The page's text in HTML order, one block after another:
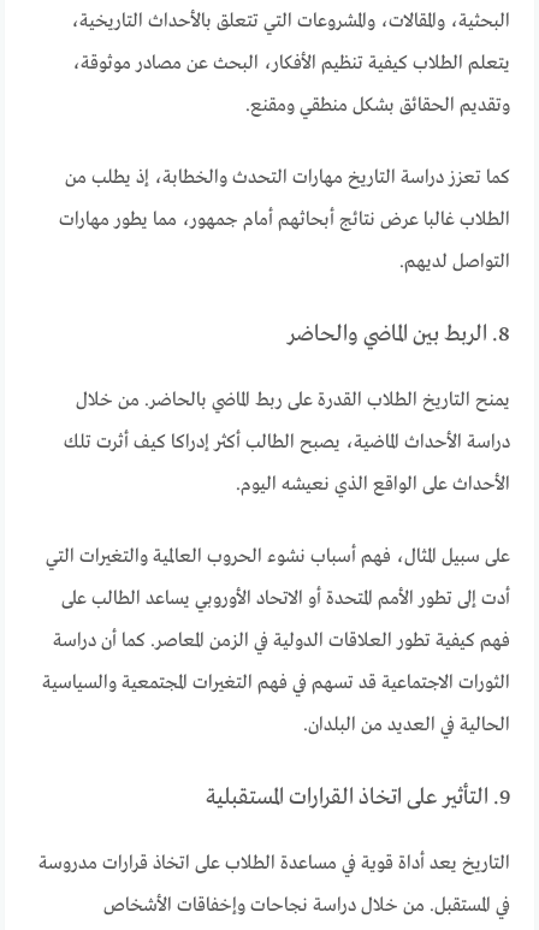
البحثية، والمقالات، والمشروعات التي تتعلق بالأحداث التاريخية،
يتعلم الطلاب كيفية تنظيم الأفكار، البحث عن مصادر موثوقة،
وتقديم الحقائق بشكل منطقي ومقنع.
كما تعزز دراسة التاريخ مهارات التحدث والخطابة، إذ يطلب من
الطلاب غالبا عرض نتائج أبحاثهم أمام جمهور، مما يطور مهارات
التواصل لديهم.
8. الربط بين الماضي والحاضر
يمنح التاريخ الطلاب القدرة على ربط الماضي بالحاضر. من خلال
دراسة الأحداث الماضية، يصبح الطالب أكثر إدراكا كيف أثرت تلك
الأحداث على الواقع الذي نعيشه اليوم.
على سبيل المثال، فهم أسباب نشوء الحروب العالمية والتغيرات التي
أدت إلى تطور الأمم المتحدة أو الاتحاد الأوروبي يساعد الطالب على
فهم كيفية تطور العلاقات الدولية في الزمن المعاصر. كما أن دراسة
الثورات الاجتماعية قد تسهم في فهم التغيرات المجتمعية والسياسية
الحالية في العديد من البلدان.
9. التأثير على اتخاذ القرارات المستقبلية
التاريخ يعد أداة قوية في مساعدة الطلاب على اتخاذ قرارات مدروسة
في المستقبل. من خلال دراسة نجاحات وإخفاقات الأشخاص